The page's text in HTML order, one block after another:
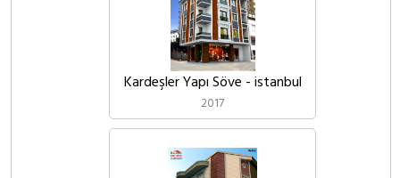
Kardeşler Yapı Söve - istanbul
2017